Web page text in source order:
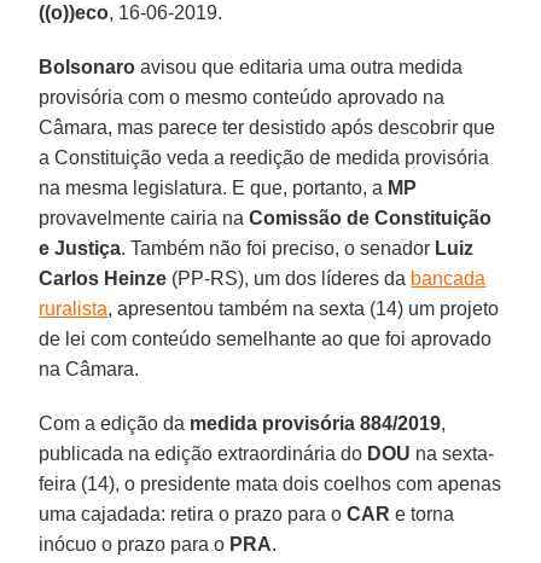
((o))eco, 16-06-2019.
Bolsonaro avisou que editaria uma outra medida
provisória com o mesmo conteúdo aprovado na
Câmara, mas parece ter desistido após descobrir que
a Constituição veda a reedição de medida provisória
na mesma legislatura. E que, portanto, a MP
provavelmente cairia naComissão de Constituição
e Justiça. Também não foi preciso, o senador Luiz
Carlos Heinze (PP-RS), um dos líderes da bancada
ruralista, apresentou também na sexta (14) um projeto
de lei com conteúdo semelhante ao que foi aprovado
na Câmara.
Com a edição da medida provisória 884/2019,
publicada na edição extraordinária do DOU na sexta-
feira (14), o presidente mata dois coelhos com apenas
uma cajadada: retira o prazo para oCAR e torna
inócuo o prazo para o PRA.